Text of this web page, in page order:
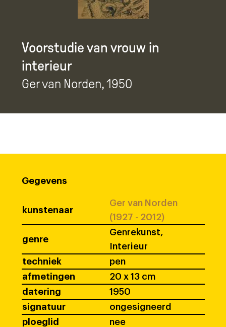
Voorstudie van vrouw in
interieur
Ger van Norden, 1950
Gegevens
kunstenaar
Ger van Norden
(1927 - 2012)
genre
Genrekunst,
Interieur
techniek
pen
afmetingen
20 x 13 cm
datering
1950
signatuur
ongesigneerd
ploeglid
nee